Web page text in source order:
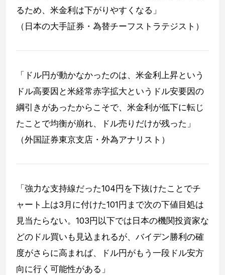
るため、米金利は下がりやすくなる」
（日本の大手証券・為替チーフストラテジスト）
「ドル円が動かなかったのは、米金利上昇という
ドル高要因と米経常赤字拡大というドル安要因の
綱引きがあったからこそで、米金利が低下に転じ
たことで均衡が崩れ、ドル売りだけが残った」
（外国証券東京支店・外為アナリスト）
「強力な支持線だった104円を下抜けたことでチ
ャート上は3月に付けた101円まで次の下値目処は
見当たらない。103円以下では日本の機関投資家な
どのドル買いも見込まれるが、バイデン勝利の確
度がさらに高まれば、ドル円がもう一段ドル安方
向に行く可能性がある」